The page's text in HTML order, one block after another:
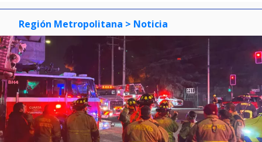
Región Metropolitana > Noticia